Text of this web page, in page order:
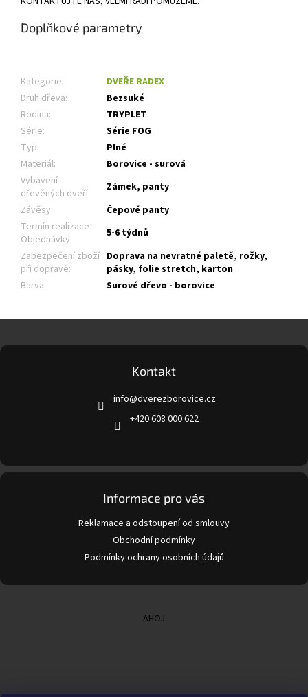
Doplňkové parametry
Kategorie:
DVEŘE RADEX
Druh dřeva:
Bezsuké
Rodina:
TRYPLET
Série:
Série FOG
Typ:
Plné
Materiál:
Borovice - surová
Vybavení
dřevěných dveří:
Zámek, panty
Závěsy:
Čepové panty
Termín realizace
Objednávky:
5-6 týdnů
Zabezpečení zboží
při dopravě:
Doprava na nevratné paletě, rožky,
pásky, folie stretch, karton
Barva: Surové dřevo - borovice
p
Kontakt
info@dverezborovice.cz
+420 608 000 622
Informace pro vás
Reklamace a odstoupení od smlouvy
Obchodní podmínky
Podmínky ochrany osobních údajů
AHOJ